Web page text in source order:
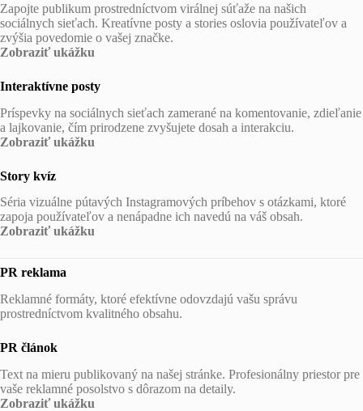
Zapojte publikum prostredníctvom virálnej súťaže na našich
sociálnych sieťach. Kreatívne posty a stories oslovia používateľov a
zvýšia povedomie o vašej značke.
Zobraziť ukážku
Interaktívne posty
Príspevky na sociálnych sieťach zamerané na komentovanie, zdieľanie
a lajkovanie, čím prirodzene zvyšujete dosah a interakciu.
Zobraziť ukážku
Story kvíz
Séria vizuálne pútavých Instagramových príbehov s otázkami, ktoré
zapoja používateľov a nenápadne ich navedú na váš obsah.
Zobraziť ukážku
PR reklama
Reklamné formáty, ktoré efektívne odovzdajú vašu správu
prostredníctvom kvalitného obsahu.
PR článok
Text na mieru publikovaný na našej stránke. Profesionálny priestor pre
vaše reklamné posolstvo s dôrazom na detaily.
Zobraziť ukážku